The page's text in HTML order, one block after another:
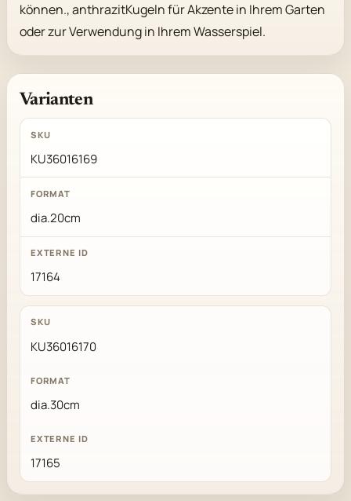
können., anthrazitKugeln für Akzente in Ihrem Garten
oder zur Verwendung in Ihrem Wasserspiel.
Varianten
KU36016169
dia.20cm
17164
KU36016170
dia.30cm
17165